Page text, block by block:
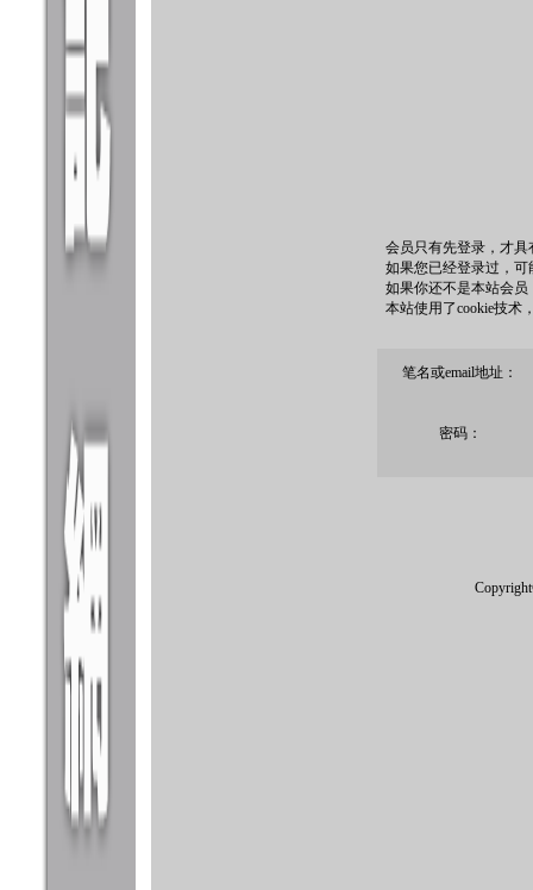
会员只有先登录，才
如果您已经登录过，
如果你还不是本站会员
本站使用了cookie技术
笔名或email地址：
密码：